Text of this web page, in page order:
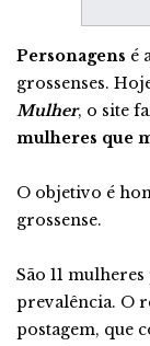
Personagens é
grossenses.
Mulher, o site
mulheres que
O objetivo é
grossense.
São 11
prevalência. O
postagem, que